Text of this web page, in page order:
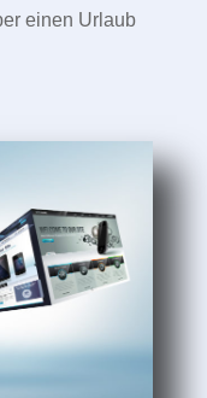
einen Urlaub